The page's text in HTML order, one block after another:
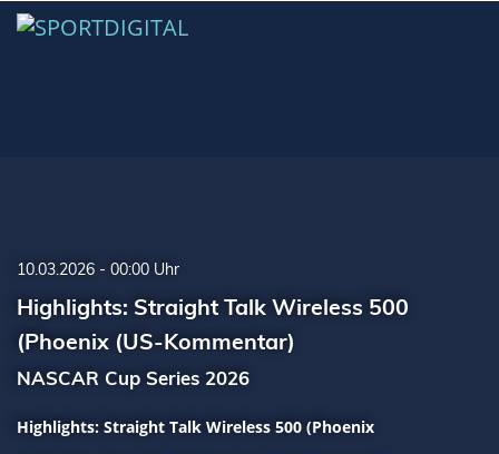
10.03.2026 - 00:00 Uhr
Highlights: Straight Talk Wireless 500
(Phoenix (US-Kommentar)
NASCAR Cup Series 2026
Highlights: Straight Talk Wireless 500 (Phoenix